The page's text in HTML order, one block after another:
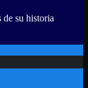
su historia